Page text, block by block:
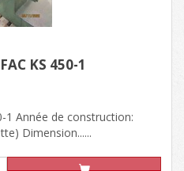
KS 450-1
1 Année de construction:
Dimension......